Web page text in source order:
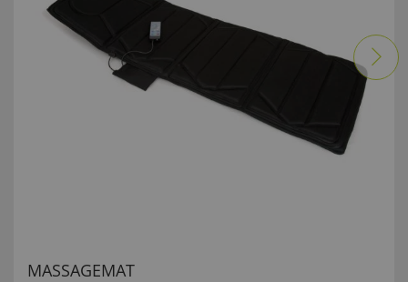
MASSAGEMAT